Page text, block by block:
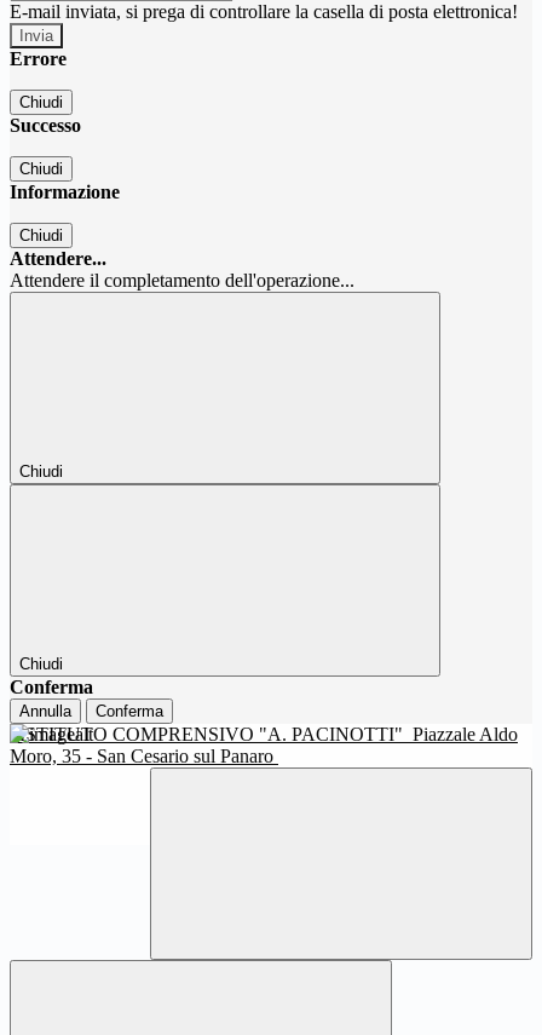
E-mail inviata, si prega di controllare la casella di posta elettronica!
Errore
Chiudi
Successo
Chiudi
Informazione
Chiudi
Attendere...
Attendere il completamento dell'operazione...
Chiudi
Chiudi
Conferma
Annulla Conferma
ISTITUTO COMPRENSIVO "A. PACINOTTI" Piazzale Aldo
Moro, 35 - San Cesario sul Panaro